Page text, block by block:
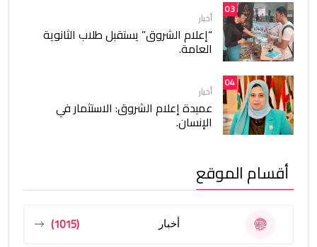
03
أخبار
“إعلام الشروق” يستقبل طلاب الثانوية
العامة.
04
أخبار
عميدة إعلام الشروق: الاستثمار في
الإنسان.
أقسام الموقع
أخبار (1015)